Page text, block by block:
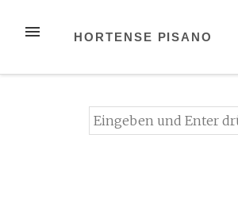
InhaltMENÜ
HORTENSE PISANO
Suchen
nach: